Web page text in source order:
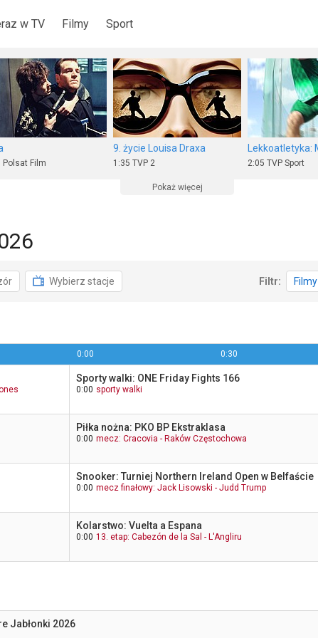
w TV Filmy Sport
Polsat Film
9. życie Louisa Draxa
1:35 TVP 2 2:05 TVP Sport
"Mincemeat"
1
Boscy
0:25 4:00 WP
Pokaż więcej
Wybierz stacje Filtr: Filmy
0:00 0:30
Sporty walki: ONE Friday Fights 166
0:00 sporty walki
Piłka nożna: PKO BP Ekstraklasa
0:00 mecz: Cracovia - Raków Częstochowa
Snooker: Turniej Northern Ireland Open w Belfaście
0:00 mecz finałowy: Jack Lisowski - Judd Trump
Kolarstwo: Vuelta a Espana
0:00 13. etap: Cabezón de la Sal - L'Angliru
Jabłonki 2026